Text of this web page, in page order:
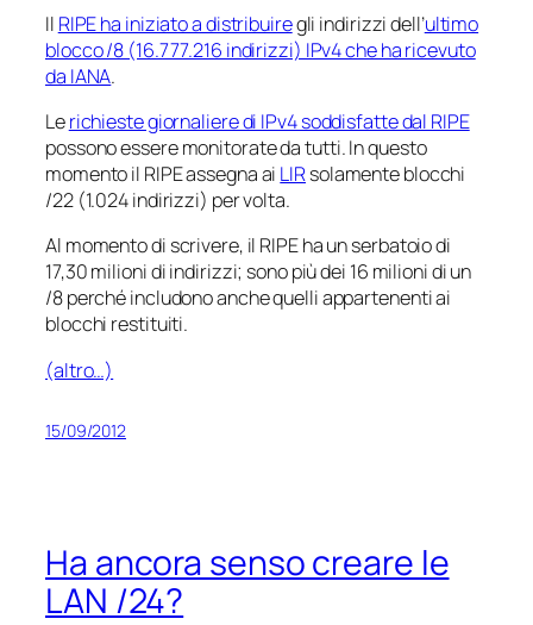
Il RIPE ha iniziato a distribuiregli indirizzi dell’ultimo
blocco /8 (16.777.216 indirizzi) IPv4 che ha ricevuto
da IANA.
Lerichieste giornaliere di IPv4 soddisfatte dal RIPE
possono essere monitorate da tutti. In questo
momento il RIPE assegna ai LIRsolamente blocchi
/22 (1.024 indirizzi) per volta.
Al momento di scrivere, il RIPE ha un serbatoio di
17,30 milioni di indirizzi; sono più dei 16 milioni di un
/8 perché includono anche quelli appartenenti ai
blocchi restituiti.
(altro…)
15/09/2012
Ha ancora senso creare le
LAN /24?